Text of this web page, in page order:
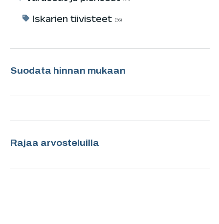
Iskarien tiivisteet 36
Suodata hinnan mukaan
Rajaa arvosteluilla